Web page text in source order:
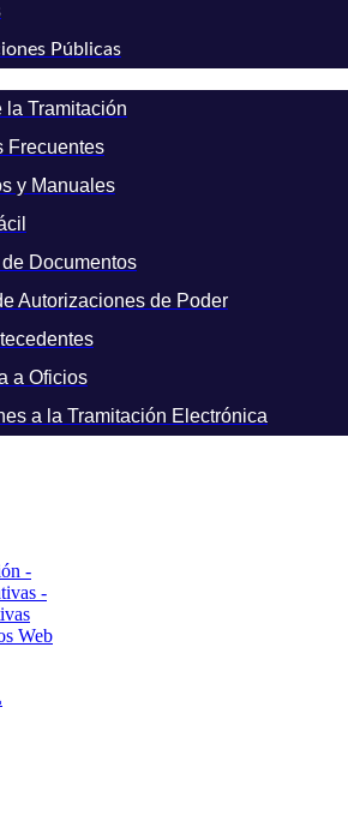
Públicas
la Tramitación
Frecuentes
y Manuales
Documentos
Autorizaciones de Poder
a Oficios
a la Tramitación Electrónica
-
-
Web